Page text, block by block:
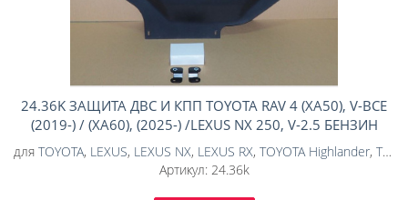
24.36K ЗАЩИТА ДВС И КПП TOYOTA RAV 4 (XA50), V-ВСЕ
(2019-) / (XA60), (2025-) /LEXUS NX 250, V-2.5 БЕНЗИН
(2021-) RX (V)300,V-ВСЕ (2023-) /RX (V) 350, V-2.4 БЕНЗИН
(2023-) /RX (V) 500H, V-2.4 ГИБРИД (2022-) /TOYOTA
HIGHLANDER V-2.0 (2022-)(КОМПОЗИТ 6 ММ)
для TOYOTA, LEXUS, LEXUS NX, LEXUS RX, TOYOTA Highlander, TOYOTA RAV4
Артикул: 24.36k